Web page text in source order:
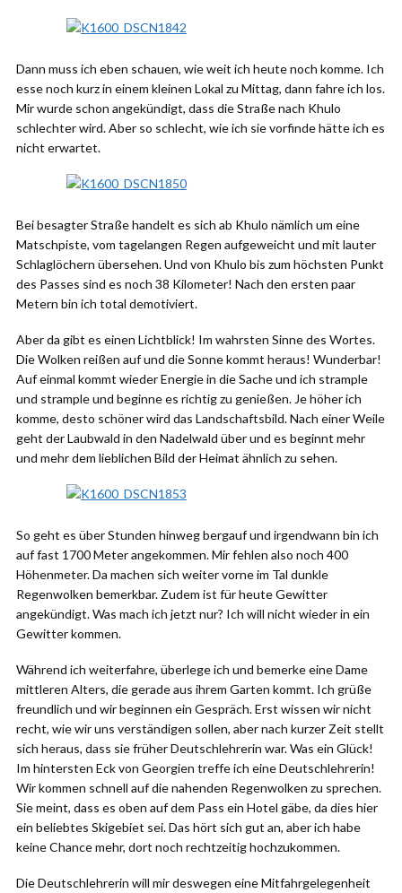
Dann muss ich eben schauen, wie weit ich heute noch komme. Ich
esse noch kurz in einem kleinen Lokal zu Mittag, dann fahre ich los.
Mir wurde schon angekündigt, dass die Straße nach Khulo
schlechter wird. Aber so schlecht, wie ich sie vorfinde hätte ich es
nicht erwartet.
Bei besagter Straße handelt es sich ab Khulo nämlich um eine
Matschpiste, vom tagelangen Regen aufgeweicht und mit lauter
Schlaglöchern übersehen. Und von Khulo bis zum höchsten Punkt
des Passes sind es noch 38 Kilometer! Nach den ersten paar
Metern bin ich total demotiviert.
Aber da gibt es einen Lichtblick! Im wahrsten Sinne des Wortes.
Die Wolken reißen auf und die Sonne kommt heraus! Wunderbar!
Auf einmal kommt wieder Energie in die Sache und ich strample
und strample und beginne es richtig zu genießen. Je höher ich
komme, desto schöner wird das Landschaftsbild. Nach einer Weile
geht der Laubwald in den Nadelwald über und es beginnt mehr
und mehr dem lieblichen Bild der Heimat ähnlich zu sehen.
So geht es über Stunden hinweg bergauf und irgendwann bin ich
auf fast 1700 Meter angekommen. Mir fehlen also noch 400
Höhenmeter. Da machen sich weiter vorne im Tal dunkle
Regenwolken bemerkbar. Zudem ist für heute Gewitter
angekündigt. Was mach ich jetzt nur? Ich will nicht wieder in ein
Gewitter kommen.
Während ich weiterfahre, überlege ich und bemerke eine Dame
mittleren Alters, die gerade aus ihrem Garten kommt. Ich grüße
freundlich und wir beginnen ein Gespräch. Erst wissen wir nicht
recht, wie wir uns verständigen sollen, aber nach kurzer Zeit stellt
sich heraus, dass sie früher Deutschlehrerin war. Was ein Glück!
Im hintersten Eck von Georgien treffe ich eine Deutschlehrerin!
Wir kommen schnell auf die nahenden Regenwolken zu sprechen.
Sie meint, dass es oben auf dem Pass ein Hotel gäbe, da dies hier
ein beliebtes Skigebiet sei. Das hört sich gut an, aber ich habe
keine Chance mehr, dort noch rechtzeitig hochzukommen.
Die Deutschlehrerin will mir deswegen eine Mitfahrgelegenheit